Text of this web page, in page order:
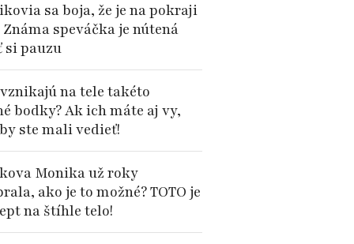
sa boja, že je na pokraji
speváčka je nútená
si pauzu
na tele takéto
bodky? Ak ich máte aj vy,
ste mali vedieť!
Monika už roky
ako je to možné? TOTO je
na štíhle telo!